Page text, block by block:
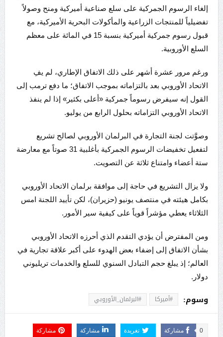
إلغاء الرسوم الجمركية على سلع صناعية أميركية ومنح وصولاً
تفضيلياً للمنتجات الزراعية والمأكولات البحرية الأميركية، مع
قبول رسوم جمركية أميركية بنسبة 15 في المائة على معظم
السلع الأوروبية.
ورغم مرور عشرة أشهر على ذلك الاتفاق الإطاري، لم يفِ
الاتحاد الأوروبي بعد بالتزاماته بموجب الاتفاق؛ ما دفع ترمب إلى
القول إنه سيفرض رسوماً جمركية «أعلى بكثير» إذا لم ينفذ
الاتحاد الأوروبي التزاماته بحلول الرابع من يوليو.
وصوَّتت لجنة التجارة في البرلمان الأوروبي لصالح تشريع
لتفعيل تخفيضات الرسوم الجمركية بأغلبية 31 صوتاً مع معارضة
ستة أعضاء وامتناع ثلاثة عن التصويت.
ولا يزال التشريع في حاجة إلى موافقة برلمان الاتحاد الأوروبي
بكامل هيئته في منتصف يونيو (حزيران)، لكن تأييد اللجنة امس
الثلاثاء يعطي مؤشراً قوياً على كيفية سير الأمور.
ومن المفترض أن يؤدي التقدم الذي أحرزه الاتحاد الأوروبي
بشأن الاتفاق إلى إضفاء بعض الهدوء على أكبر علاقة تجارية في
العالم؛ إذ يبلغ حجم التبادل السنوي للسلع والخدمات تريليوني
دولار.
وسوم: #أميركا #البرلمان_الأوروبي
مشاركة 0 تغريدة مشاركة مشاركة